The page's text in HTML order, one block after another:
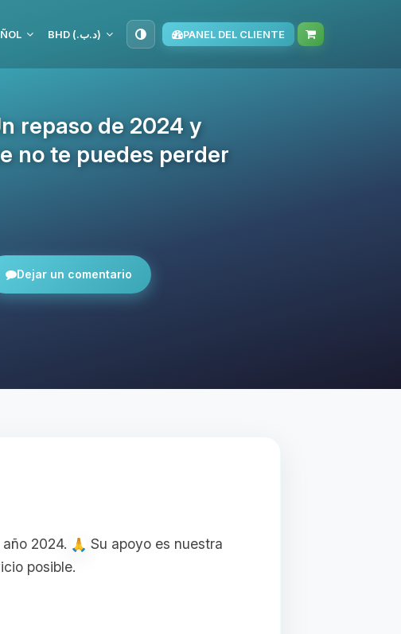
BHD (د.ب.‏) PANEL DEL CLIENTE
repaso de 2024 y
no te puedes perder
Dejar un comentario
2024.
Su apoyo es nuestra
posible.